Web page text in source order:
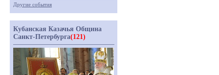
Другие события
Кубанская Казачья Община
Санкт-Петербурга(121)